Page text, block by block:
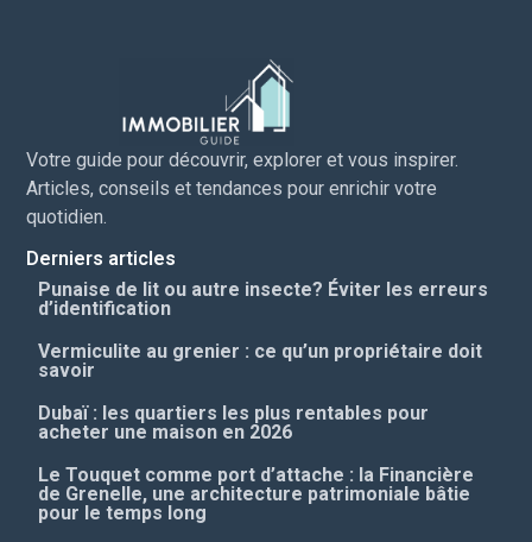
Votre guide pour découvrir, explorer et vous inspirer.
Articles, conseils et tendances pour enrichir votre
quotidien.
Derniers articles
Punaise de lit ou autre insecte? Éviter les erreurs
d’identification
Vermiculite au grenier : ce qu’un propriétaire doit
savoir
Dubaï : les quartiers les plus rentables pour
acheter une maison en 2026
Le Touquet comme port d’attache : la Financière
de Grenelle, une architecture patrimoniale bâtie
pour le temps long